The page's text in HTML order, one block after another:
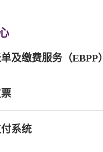
及缴费服务（EBPP）
系统